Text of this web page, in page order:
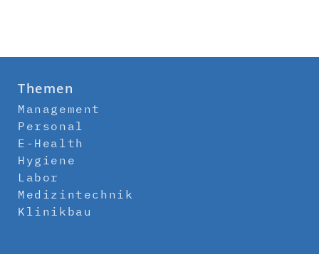
Themen
Management
Personal
E-Health
Hygiene
Labor
Medizintechnik
Klinikbau